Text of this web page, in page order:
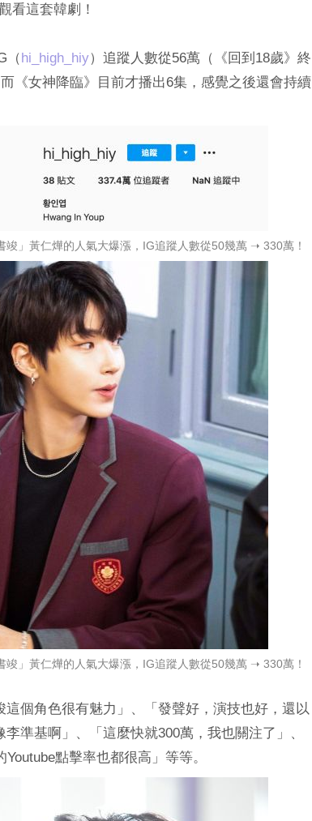
看這套韓劇！
（hi_high_hiy）追蹤人數從56萬（《回到18歲》終
《女神降臨》目前才播出6集，感覺之後還會持續
竣」黃仁燁的人氣大爆漲，IG追蹤人數從50幾萬 ➝ 330萬！
竣」黃仁燁的人氣大爆漲，IG追蹤人數從50幾萬 ➝ 330萬！
個角色很有魅力」、「發聲好，演技也好，還以
準基啊」、「這麼快就300萬，我也關注了」、
點擊率也都很高」等等。